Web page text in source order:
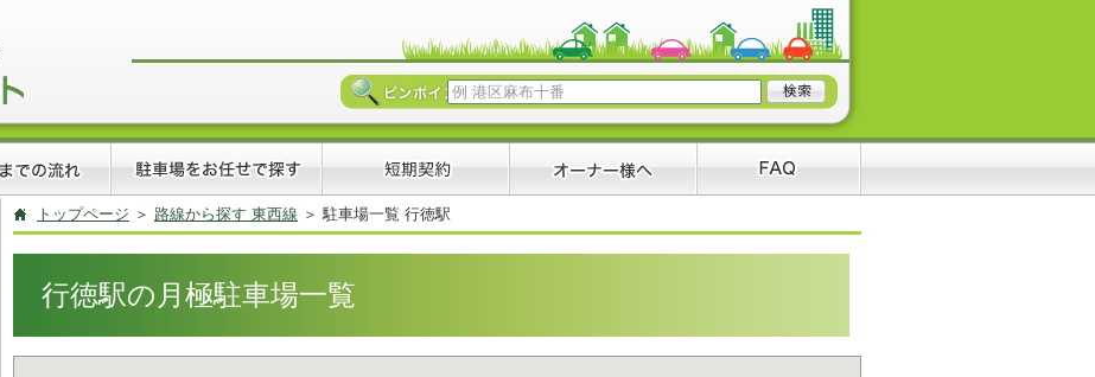
トップページ 路線から探す 東西線 駐車場一覧 行徳駅
行徳駅の月極駐車場一覧